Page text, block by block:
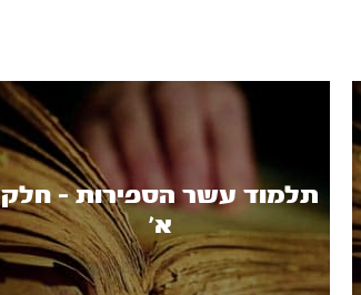
תלמוד עשר הספירות - חלק
א’